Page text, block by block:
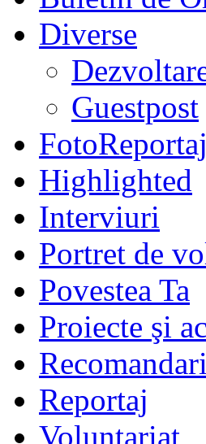
Diverse
Guestpost
FotoReportaj
Highlighted
Interviuri
Portret de
Povestea Ta
Proiecte şi
Recomandari
Reportaj
Voluntariat